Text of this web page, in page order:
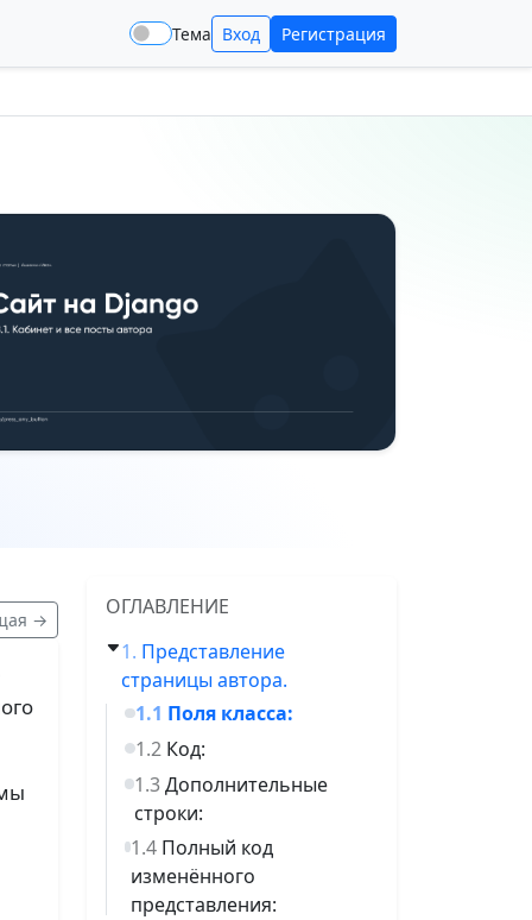
Тема Вход Регистрация
→
ОГЛАВЛЕНИЕ
Представление
страницы автора.
Поля класса:
Код:
Дополнительные
строки:
Полный код
изменённого
представления: